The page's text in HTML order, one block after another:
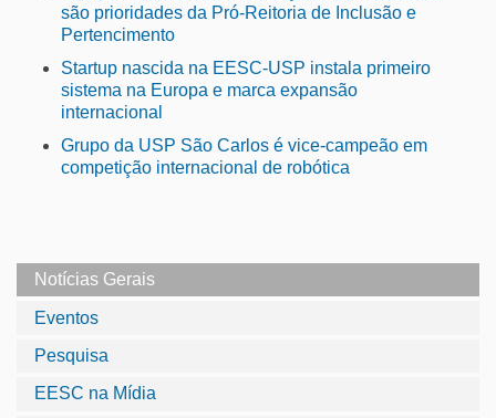
são prioridades da Pró-Reitoria de Inclusão e
Pertencimento
Startup nascida na EESC-USP instala primeiro
sistema na Europa e marca expansão
internacional
Grupo da USP São Carlos é vice-campeão em
competição internacional de robótica
Notícias Gerais
Eventos
Pesquisa
EESC na Mídia